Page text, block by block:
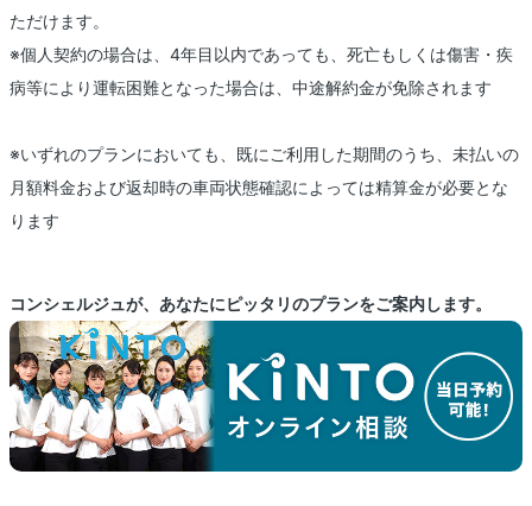
ただけます。
※個人契約の場合は、4年目以内であっても、死亡もしくは傷害・疾
病等により運転困難となった場合は、中途解約金が免除されます
※いずれのプランにおいても、既にご利用した期間のうち、未払いの
月額料金および返却時の車両状態確認によっては精算金が必要とな
ります
コンシェルジュが、あなたにピッタリのプランをご案内します。